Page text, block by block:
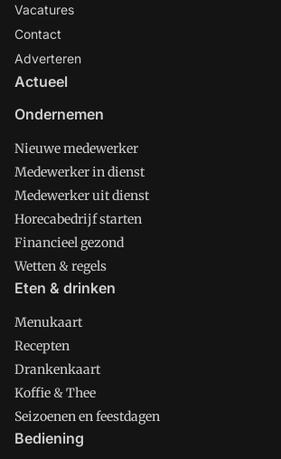
Vacatures
Contact
Adverteren
Actueel
Ondernemen
Nieuwe medewerker
Medewerker in dienst
Medewerker uit dienst
Horecabedrijf starten
Financieel gezond
Wetten & regels
Eten & drinken
Menukaart
Recepten
Drankenkaart
Koffie & Thee
Seizoenen en feestdagen
Bediening